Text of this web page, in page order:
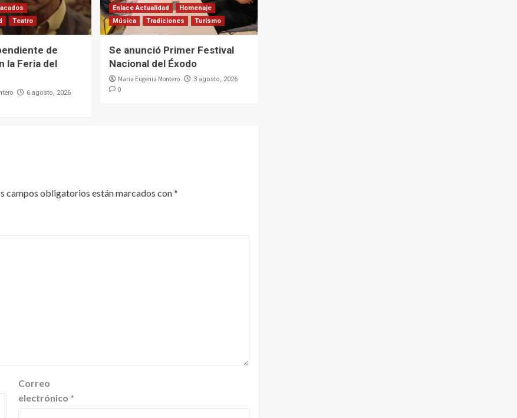
Teatro
de
la Feria del
6 agosto, 2026
Enlace Actualidad
Homenaje
Música
Tradiciones Turismo
Se anunció Primer Festival
Nacional del Éxodo
Maria Eugenia Montero 3 agosto, 2026
0
campos obligatorios están marcados con*
Correo
electrónico *